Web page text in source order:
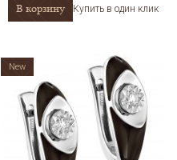
В корзину Купить в один клик
New